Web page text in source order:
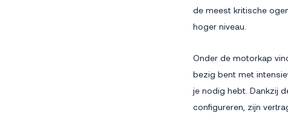
de meest kritische
hoger niveau.
Onder de motorkap
bezig bent met
je nodig hebt. Dankzij
configureren, zijn